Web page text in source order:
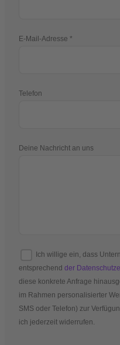
E-Mail-Adresse
Telefon
Deine Nachricht an uns
Ich willige ein, dass
entsprechend der
diese konkrete Anfrage
im Rahmen personalisierter
SMS oder Telefon) zur
ich jederzeit widerrufen.